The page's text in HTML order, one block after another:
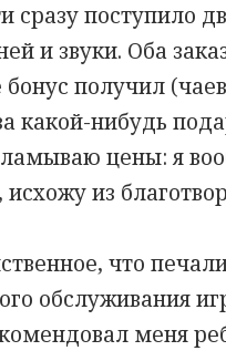
сразу поступило
и звуки. Оба
получил
какой-нибудь
цены: я
исхожу из
что
обслуживания
меня